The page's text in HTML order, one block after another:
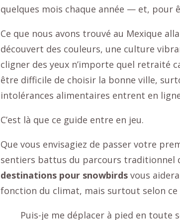
quelques mois chaque année — et, pour
Ce que nous avons trouvé au Mexique
découvert des couleurs, une culture
cligner des yeux n’importe quel retraité
être difficile de choisir la bonne ville,
intolérances alimentaires entrent en
C’est là que ce guide entre en jeu.
Que vous envisagiez de passer votre
sentiers battus du parcours traditionnel
destinations pour snowbirds vous
fonction du climat, mais surtout selon
Puis-je me déplacer à pied en toute